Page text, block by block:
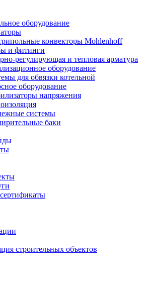
оборудование
конвекторы Mohlenhoff
и фитинги
регулирующая и тепловая арматура
оборудование
для обвязки котельной
оборудование
напряжения
системы
баки
строительных объектов